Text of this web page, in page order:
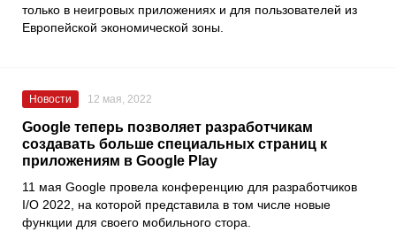
только в неигровых приложениях и для пользователей из
Европейской экономической зоны.
Новости 12 мая, 2022
Google теперь позволяет разработчикам
создавать больше специальных страниц к
приложениям в Google Play
11 мая Google провела конференцию для разработчиков
I/O 2022, на которой представила в том числе новые
функции для своего мобильного стора.